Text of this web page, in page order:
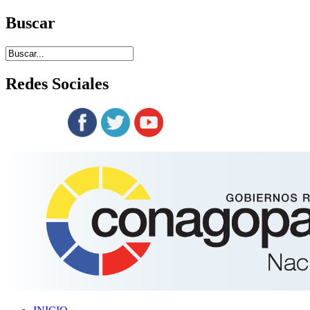
Buscar
Redes Sociales